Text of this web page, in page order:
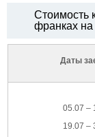
Стоимость
франках на
Даты
05.07 –
19.07 –